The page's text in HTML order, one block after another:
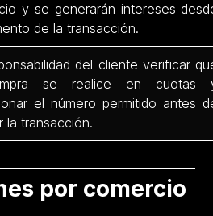
y se generarán intereses
de la transacción.
del cliente verificar
se realice en cuotas
el número permitido antes
la transacción.
por comercio